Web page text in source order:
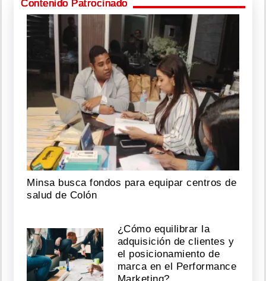
Contenido Patrocinado
Minsa busca fondos para equipar centros de
salud de Colón
¿Cómo equilibrar la
adquisición de clientes y
el posicionamiento de
marca en el Performance